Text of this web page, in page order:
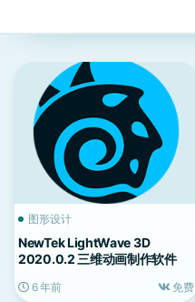
图形设计
NewTek LightWave 3D
2020.0.2 三维动画制作软件
6 年前 免费